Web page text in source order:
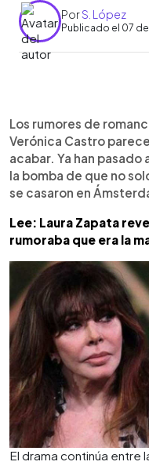
PorS. López
Publicado el 07
Escuchar
Los rumores de
Verónica Castro
acabar. Ya han
la bomba de que no
se casaron en
Lee: Laura Zapata
rumoraba que era la
El drama continúa entre